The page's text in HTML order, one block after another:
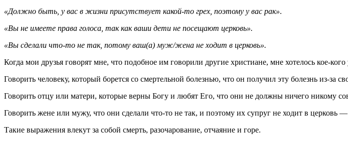
«Должно быть, у вас в жизни присутствует какой-то грех, поэтому у вас рак».
«Вы не имеете права голоса, так как ваши дети не посещают церковь».
«Вы сделали что-то не так, потому ваш(а) муж/жена не ходит в церковь».
Когда мои друзья говорят мне, что подобное им говорили другие христиане, мне хотелось кое-кого
Говорить человеку, который борется со смертельной болезнью, что он получил эту болезнь из-за
Говорить отцу или матери, которые верны Богу и любят Его, что они не должны ничего никому
Говорить жене или мужу, что они сделали что-то не так, и поэтому их супруг не ходит в церковь
Такие выражения влекут за собой смерть, разочарование, отчаяние и горе.